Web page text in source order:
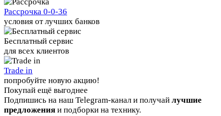
Рассрочка 0-0-36
условия от лучших банков
Бесплатный сервис
для всех клиентов
Trade in
попробуйте новую акцию!
Покупай ещё выгоднее
Подпишись на наш Telegram-канал и получай лучшие
предложения и подборки на технику.